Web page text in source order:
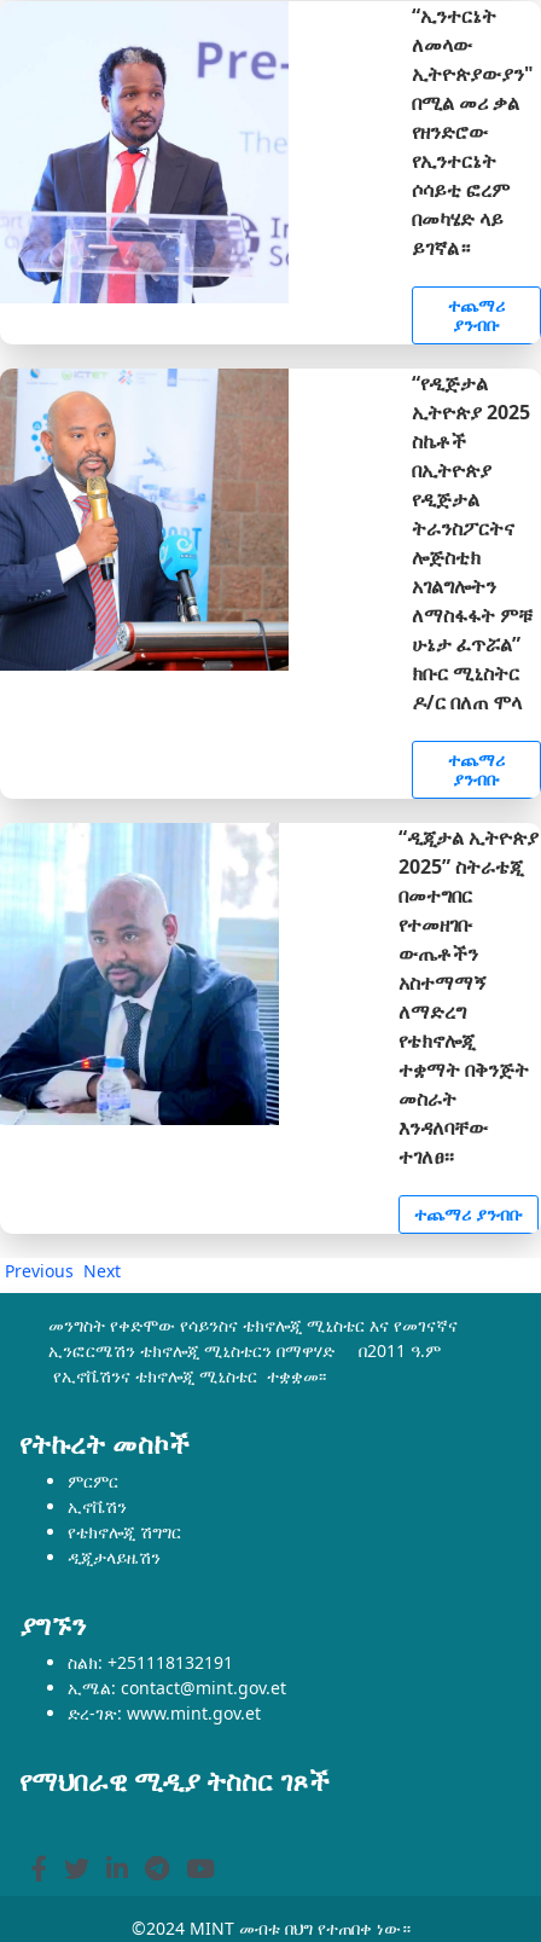
“ኢንተርኔት
ለመላው
ኢትዮጵያውያን"
በሚል መሪ ቃል
የዘንድሮው
የኢንተርኔት
ሶሳይቲ ፎረም
በመካሄድ ላይ
ይገኛል።
ተጨማሪ
ያንብቡ
“የዲጅታል
ኢትዮጵያ 2025
ስኬቶች
በኢትዮጵያ
የዲጅታል
ትራንስፖርትና
ሎጅስቲክ
አገልግሎትን
ለማስፋፋት ምቹ
ሁኔታ ፈጥሯል”
ክቡር ሚኒስትር
ዶ/ር በለጠ ሞላ
ተጨማሪ
ያንብቡ
“ዲጂታል ኢትዮጵያ
2025” ስትራቴጂ
በመተግበር
የተመዘገቡ
ውጤቶችን
አስተማማኝ
ለማድረግ
የቴክኖሎጂ
ተቋማት በቅንጅት
መስራት
እንዳለባቸው
ተገለፀ፡፡
ተጨማሪ ያንብቡ
Previous Next
መንግስት የቀድሞው የሳይንስና ቴክኖሎጂ ሚኒስቴር እና የመገናኛና
ኢንፎርሜሽን ቴክኖሎጂ ሚኒስቴርን በማዋሃድ በ2011 ዓ.ም
የኢኖቬሽንና ቴክኖሎጂ ሚኒስቴር ተቋቋመ፡፡
የትኩረት መስኮች
ምርምር
ኢኖቬሽን
የቴክኖሎጂ ሽግግር
ዲጂታላይዜሽን
ያግኙን
ስልክ: +251118132191
ኢሜል: contact@mint.gov.et
ድረ-ገጽ: www.mint.gov.et
የማህበራዊ ሚዲያ ትስስር ገጾች
©2024 MINT መብቱ በህግ የተጠበቀ ነው።